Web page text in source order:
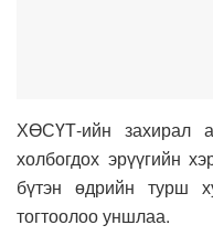
ХӨСҮТ-ийн захирал
холбогдох эрүүгийн
бүтэн өдрийн турш
тогтоолоо уншлаа.